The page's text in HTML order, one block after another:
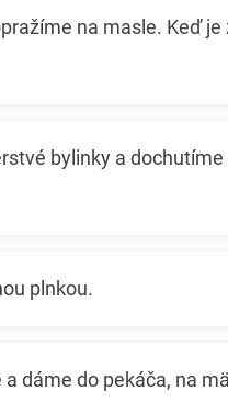
na masle. Keď
bylinky a
plnkou.
dáme do pekáča, na